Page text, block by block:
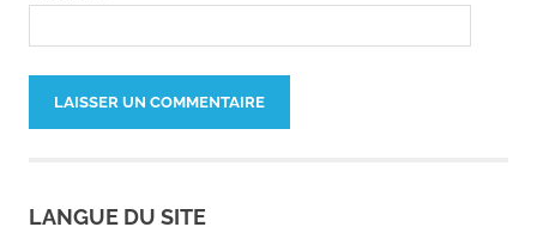
LANGUE DU SITE